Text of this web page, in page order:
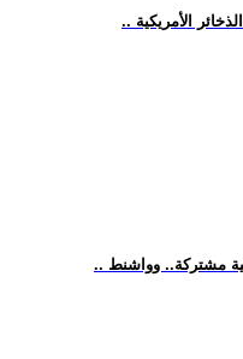
الأمريكية
مشتركة.. وواشنط